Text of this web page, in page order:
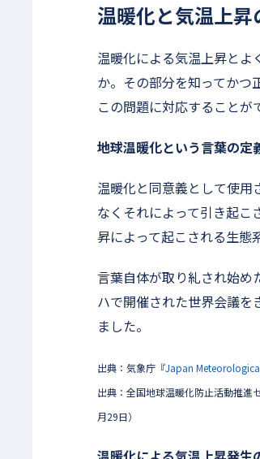
温暖化と気温上昇
温暖化による気温上昇とよ
か。その部分を知ってかつ
この問題に対応することが
地球温暖化という言葉の定
温暖化と同意義として使
なくそれによって引き起こ
昇によって起こされる生態
言葉自体が取り糺され始め
ハで開催された世界会議を
ました。
出典：気象庁『Japan
出典：全国地球温暖化防止活動推進
月29日）